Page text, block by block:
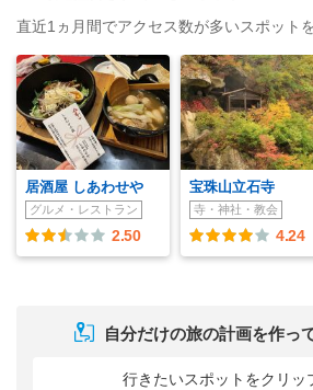
直近1ヵ月間でアクセス数が多いスポット
居酒屋 しあわせや
グルメ・レストラン
2.50
宝珠山立石寺
寺・神社・教会
4.24
自分だけの旅の計画を作っ
行きたいスポットをクリッ